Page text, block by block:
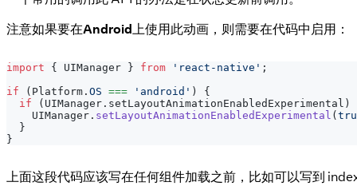
注意如果要在Android上使用此动画，则需要在代码中启用：
import { UIManager } from 'react-native' ;
if
( Platform . OS === 'android' )
{
if
( UIManager . setLayoutAnimationEnabledExperimental )
UIManager . setLayoutAnimationEnabledExperimental (
}
}
上面这段代码应该写在任何组件加载之前，比如可以写到